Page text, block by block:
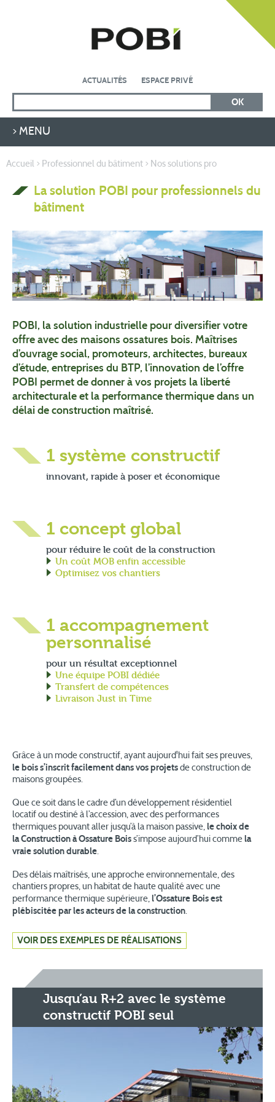
ACTUALITÉS ESPACE PRIVÉ
MENU
LE SYSTÈME CONSTRUCTIF
NOS MARQUES
AUTO CONSTRUCTEUR
Accueil > Professionnel du bâtiment > Nos solutions pro
La solution POBI pour professionnels du
bâtiment
POBI, la solution industrielle pour diversifier votre
offre avec des maisons ossatures bois. Maîtrises
d’ouvrage social, promoteurs, architectes, bureaux
d’étude, entreprises du BTP, l’innovation de l’offre
POBI permet de donner à vos projets la liberté
architecturale et la performance thermique dans un
délai de construction maîtrisé.
1 système constructif
innovant, rapide à poser et économique
1 concept global
pour réduire le coût de la construction
Un coût MOB enfin accessible
Optimisez vos chantiers
1 accompagnement
personnalisé
pour un résultat exceptionnel
Une équipe POBI dédiée
Transfert de compétences
Livraison Just in Time
Grâce à un mode constructif, ayant aujourd'hui fait ses preuves,
le bois s’inscrit facilement dans vos projets de construction de
maisons groupées.
Que ce soit dans le cadre d’un développement résidentiel
locatif ou destiné à l’accession, avec des performances
thermiques pouvant aller jusqu’à la maison passive, le choix de
la Construction à Ossature Bois s’impose aujourd’hui comme la
vraie solution durable.
Des délais maîtrisés, une approche environnementale, des
chantiers propres, un habitat de haute qualité avec une
performance thermique supérieure, l’Ossature Bois est
plébiscitée par les acteurs de la construction.
VOIR DES EXEMPLES DE RÉALISATIONS
Jusqu’au R+2 avec le système
constructif POBI seul